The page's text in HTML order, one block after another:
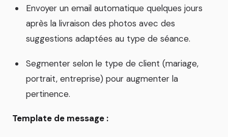
Envoyer un email automatique quelques jours
après la livraison des photos avec des
suggestions adaptées au type de séance.
Segmenter selon le type de client (mariage,
portrait, entreprise) pour augmenter la
pertinence.
Template de message :